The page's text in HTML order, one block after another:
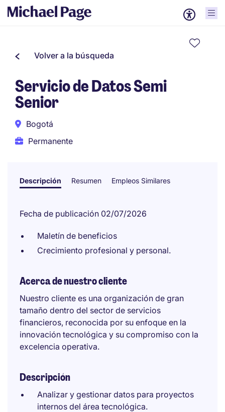
Volver a la búsqueda
Servicio de Datos Semi
Senior
Bogotá
Permanente
Descripción Resumen Empleos Similares
Fecha de publicación 02/07/2026
Maletín de beneficios
Crecimiento profesional y personal.
Acerca de nuestro cliente
Nuestro cliente es una organización de gran
tamaño dentro del sector de servicios
financieros, reconocida por su enfoque en la
innovación tecnológica y su compromiso con la
excelencia operativa.
Descripción
Analizar y gestionar datos para proyectos
internos del área tecnológica.